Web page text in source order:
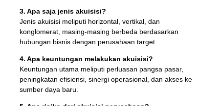
3. Apa saja jenis akuisisi?
Jenis akuisisi meliputi horizontal, vertikal, dan
konglomerat, masing-masing berbeda berdasarkan
hubungan bisnis dengan perusahaan target.
4. Apa keuntungan melakukan akuisisi?
Keuntungan utama meliputi perluasan pangsa pasar,
peningkatan efisiensi, sinergi operasional, dan akses ke
sumber daya baru.